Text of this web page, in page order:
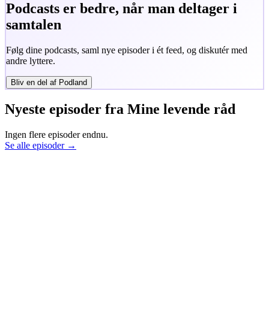
Podcasts er bedre, når man deltager i
samtalen
Følg dine podcasts, saml nye episoder i ét feed, og diskutér med
andre lyttere.
Bliv en del af Podland
Nyeste episoder fra Mine levende råd
Ingen flere episoder endnu.
Se alle episoder →